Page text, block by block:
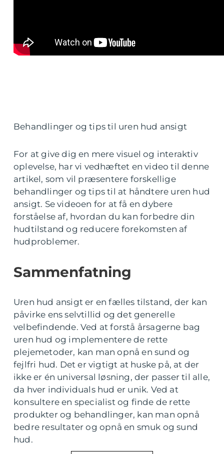
Behandlinger og tips til uren hud ansigt
For at give dig en mere visuel og interaktiv
oplevelse, har vi vedhæftet en video til denne
artikel, som vil præsentere forskellige
behandlinger og tips til at håndtere uren hud
ansigt. Se videoen for at få en dybere
forståelse af, hvordan du kan forbedre din
hudtilstand og reducere forekomsten af
hudproblemer.
Sammenfatning
Uren hud ansigt er en fælles tilstand, der kan
påvirke ens selvtillid og det generelle
velbefindende. Ved at forstå årsagerne bag
uren hud og implementere de rette
plejemetoder, kan man opnå en sund og
fejlfri hud. Det er vigtigt at huske på, at der
ikke er én universal løsning, der passer til alle,
da hver individuals hud er unik. Ved at
konsultere en specialist og finde de rette
produkter og behandlinger, kan man opnå
bedre resultater og opnå en smuk og sund
hud.